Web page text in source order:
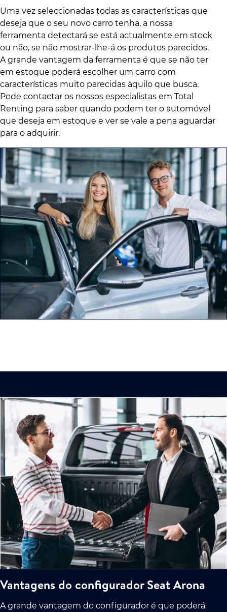
Uma vez seleccionadas todas as características que
deseja que o seu novo carro tenha, a nossa
ferramenta detectará se está actualmente em stock
ou não, se não mostrar-lhe-á os produtos parecidos.
A grande vantagem da ferramenta é que se não ter
em estoque poderá escolher um carro com
características muito parecidas àquilo que busca.
Pode contactar os nossos especialistas em Total
Renting para saber quando podem ter o automóvel
que deseja em estoque e ver se vale a pena aguardar
para o adquirir.
Vantagens do configurador Seat Arona
A grande vantagem do configurador é que poderá